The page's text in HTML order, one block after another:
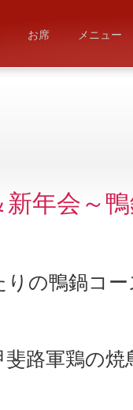
お席 メニュー
年会～
りの鴨鍋コ
路軍鶏の